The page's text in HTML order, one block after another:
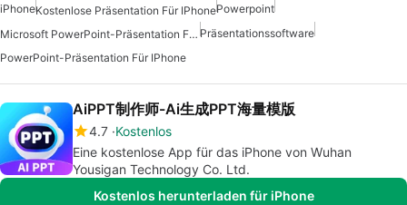
iPhoneKostenlose Präsentation Für IPhonePowerpoint
Microsoft PowerPoint-Präsentation Für IPhone Präsentationssoftware
PowerPoint-Präsentation Für IPhone
AiPPT制作师-Ai生成PPT海量模版
4.7 Kostenlos
Eine kostenlose App für das iPhone von Wuhan
Yousigan Technology Co. Ltd.
Kostenlos herunterladen für iPhone